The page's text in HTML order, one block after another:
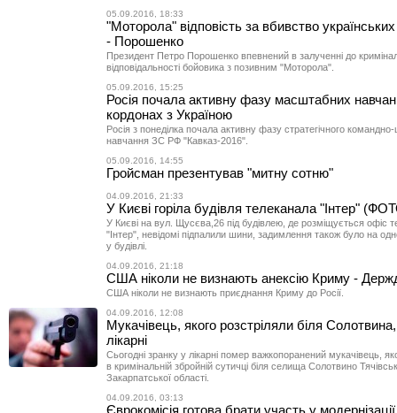
05.09.2016, 18:33
"Моторола" відповість за вбивство
- Порошенко
Президент Петро Порошенко впевнений в залученні до
відповідальності бойовика з позивним "Моторола".
05.09.2016, 15:25
Росія почала активну фазу масштабних
кордонах з Україною
Росія з понеділка почала активну фазу стратегічного
навчання ЗС РФ "Кавказ-2016".
05.09.2016, 14:55
Гройсман презентував "митну сотню"
04.09.2016, 21:33
У Києві горіла будівля телеканала "Інтер"
У Києві на вул. Щусєва,26 під будівлею, де розміщується офіс
"Інтер", невідомі підпалили шини, задимлення також було на
у будівлі.
04.09.2016, 21:18
США ніколи не визнають анексію Криму -
США ніколи не визнають приєднання Криму до Росії.
04.09.2016, 12:08
Мукачівець, якого розстріляли біля
лікарні
Сьогодні зранку у лікарні помер важкопоранений мукачівець,
в кримінальній збройній сутичці біля селища Солотвино
Закарпатської області.
04.09.2016, 03:13
Єврокомісія готова брати участь у модернізації